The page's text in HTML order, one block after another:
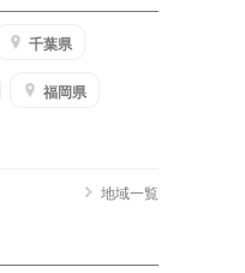
千葉県
福岡県
地域一覧